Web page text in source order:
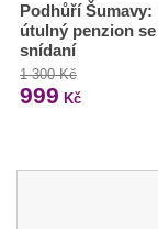
Podhůří Šumavy:
útulný penzion se
snídaní
1 300 Kč
999 Kč